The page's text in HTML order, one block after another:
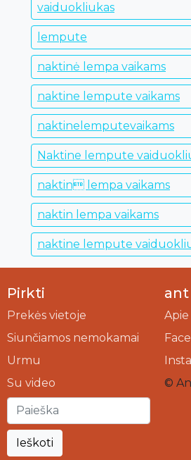
vaiduokliukas
lempute
naktinė lempa vaikams
naktine lempute vaikams
naktinelemputevaikams
Naktine lempute
naktin lempa vaikams
naktin lempa vaikams
naktine lempute
Pirkti
Prekės vietoje
Siunčiamos nemokamai
Urmu
Su video
Ieškoti
©